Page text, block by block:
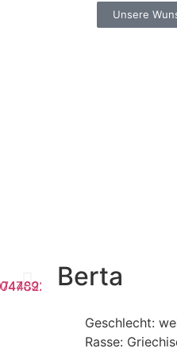
Unsere
Berta
Geschlecht:
Rasse: